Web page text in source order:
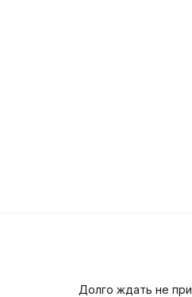
Долго ждать не